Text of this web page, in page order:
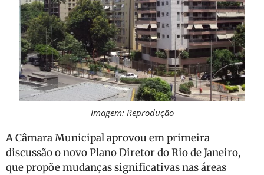
Imagem: Reprodução
A Câmara Municipal aprovou em primeira
discussão o novo Plano Diretor do Rio de Janeiro,
que propõe mudanças significativas nas áreas